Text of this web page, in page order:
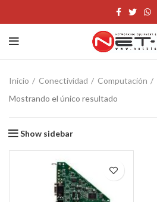
Inicio Conectividad Computación
Mostrando el único resultado
Show sidebar